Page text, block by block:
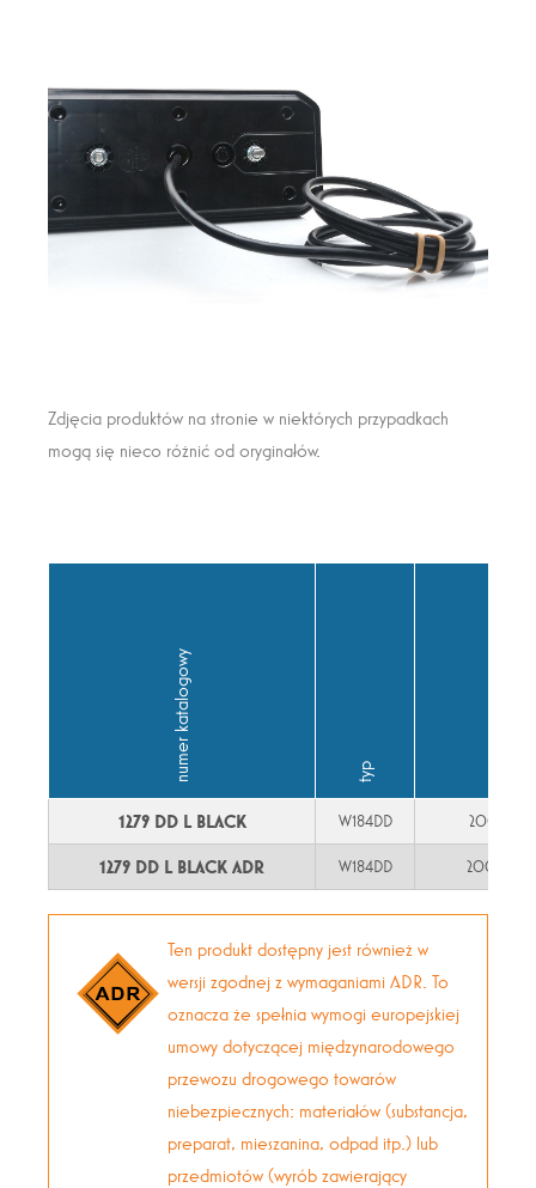
Zdjęcia produktów na stronie w niektórych przypadkach
mogą się nieco różnić od oryginałów.
numer katalogowy typ
1279 DD L BLACK W184DD 200cm
1279 DD L BLACK ADR W184DD 200cm
Ten produkt dostępny jest również w
wersji zgodnej z wymaganiami ADR. To
oznacza że spełnia wymogi europejskiej
umowy dotyczącej międzynarodowego
przewozu drogowego towarów
niebezpiecznych: materiałów (substancja,
preparat, mieszanina, odpad itp.) lub
przedmiotów (wyrób zawierający